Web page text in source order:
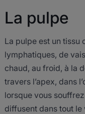
La pulpe
La pulpe est un tissu
lymphatiques, de
chaud, au froid, à la
travers l’apex, dans
lorsque vous
diffusent dans tout le